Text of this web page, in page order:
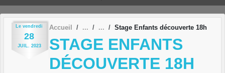
Le vendredi
28
JUIL. 2023
Accueil Stage Enfants découverte 18h
STAGE ENFANTS
DÉCOUVERTE 18H